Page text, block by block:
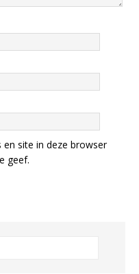
site in deze browser
geef.